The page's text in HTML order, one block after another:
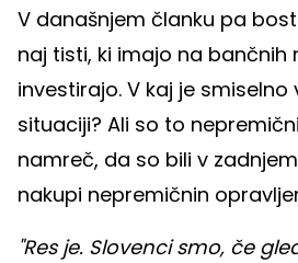
V današnjem članku pa
naj tisti, ki imajo na bančnih
investirajo. V kaj je
situaciji? Ali so to
namreč, da so bili v
nakupi nepremičnin
"Res je. Slovenci smo, če